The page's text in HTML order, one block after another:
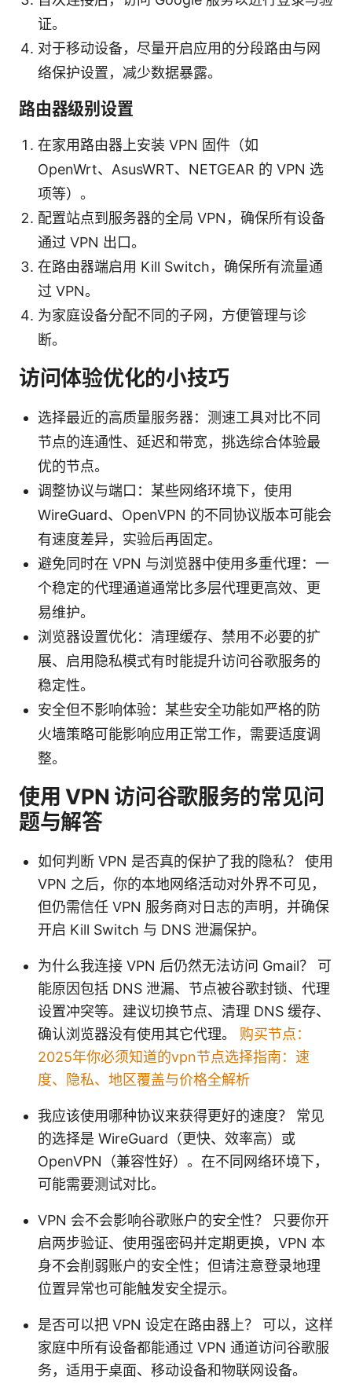
证。
对于移动设备，尽量开启应用的分段路由与网
络保护设置，减少数据暴露。
路由器级别设置
在家用路由器上安装 VPN 固件（如
OpenWrt、AsusWRT、NETGEAR 的 VPN 选
项等）。
配置站点到服务器的全局 VPN，确保所有设备
通过 VPN 出口。
在路由器端启用 Kill Switch，确保所有流量通
过 VPN。
为家庭设备分配不同的子网，方便管理与诊
断。
访问体验优化的小技巧
选择最近的高质量服务器：测速工具对比不同
节点的连通性、延迟和带宽，挑选综合体验最
优的节点。
调整协议与端口：某些网络环境下，使用
WireGuard、OpenVPN 的不同协议版本可能会
有速度差异，实验后再固定。
避免同时在 VPN 与浏览器中使用多重代理：一
个稳定的代理通道通常比多层代理更高效、更
易维护。
浏览器设置优化：清理缓存、禁用不必要的扩
展、启用隐私模式有时能提升访问谷歌服务的
稳定性。
安全但不影响体验：某些安全功能如严格的防
火墙策略可能影响应用正常工作，需要适度调
整。
使用 VPN 访问谷歌服务的常见问
题与解答
如何判断 VPN 是否真的保护了我的隐私？ 使用
VPN 之后，你的本地网络活动对外界不可见，
但仍需信任 VPN 服务商对日志的声明，并确保
开启 Kill Switch 与 DNS 泄漏保护。
为什么我连接 VPN 后仍然无法访问 Gmail？ 可
能原因包括 DNS 泄漏、节点被谷歌封锁、代理
设置冲突等。建议切换节点、清理 DNS 缓存、
确认浏览器没有使用其它代理。 购买节点：
2025年你必须知道的vpn节点选择指南：速
度、隐私、地区覆盖与价格全解析
我应该使用哪种协议来获得更好的速度？ 常见
的选择是 WireGuard（更快、效率高）或
OpenVPN（兼容性好）。在不同网络环境下，
可能需要测试对比。
VPN 会不会影响谷歌账户的安全性？ 只要你开
启两步验证、使用强密码并定期更换，VPN 本
身不会削弱账户的安全性；但请注意登录地理
位置异常也可能触发安全提示。
是否可以把 VPN 设定在路由器上？ 可以，这样
家庭中所有设备都能通过 VPN 通道访问谷歌服
务，适用于桌面、移动设备和物联网设备。